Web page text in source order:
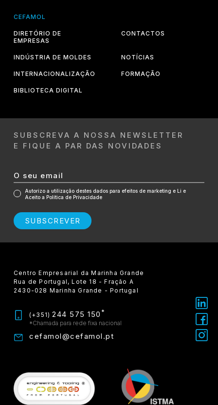
CEFAMOL
DIRETÓRIO DE
EMPRESAS
CONTACTOS
INDÚSTRIA DE MOLDES NOTÍCIAS
INTERNACIONALIZAÇÃO FORMAÇÃO
BIBLIOTECA DIGITAL
SUBSCREVA A NOSSA NEWSLETTER
E FIQUE A PAR DAS NOVIDADES
Autorizo a utilização destes dados para efeitos de marketing e Li e
Aceito a Política de Privacidade
SUBSCREVER
Centro Empresarial da Marinha Grande
Rua de Portugal, Lote 18 - Fração A
2430-028 Marinha Grande - Portugal
(+351)244 575 150 *
*Chamada para rede fixa nacional
cefamol@cefamol.pt